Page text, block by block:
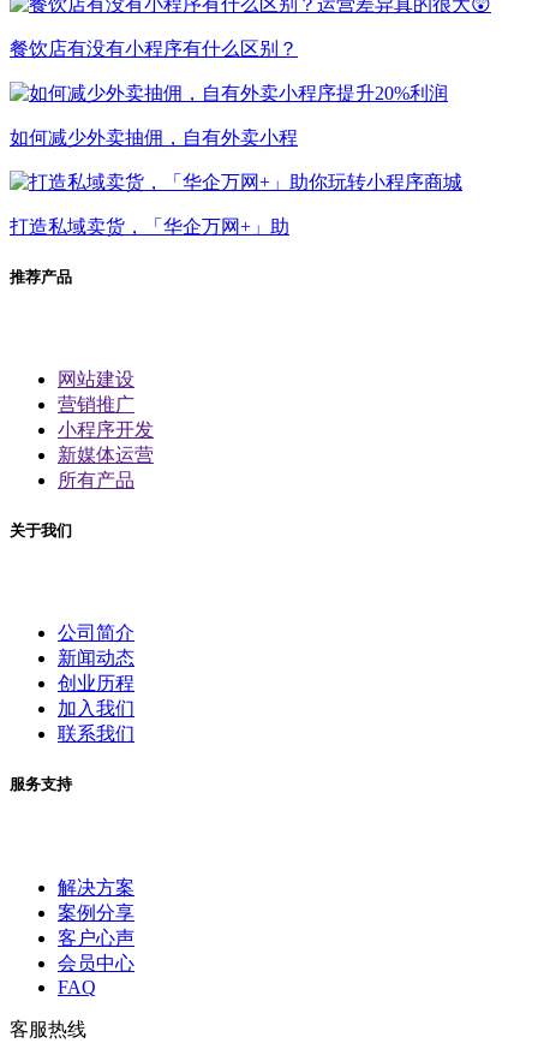
餐饮店有没有小程序有什么区别？
如何减少外卖抽佣，自有外卖小程
打造私域卖货，「华企万网+」助
推荐产品
网站建设
营销推广
小程序开发
新媒体运营
所有产品
关于我们
公司简介
新闻动态
创业历程
加入我们
联系我们
服务支持
解决方案
案例分享
客户心声
会员中心
FAQ
客服热线